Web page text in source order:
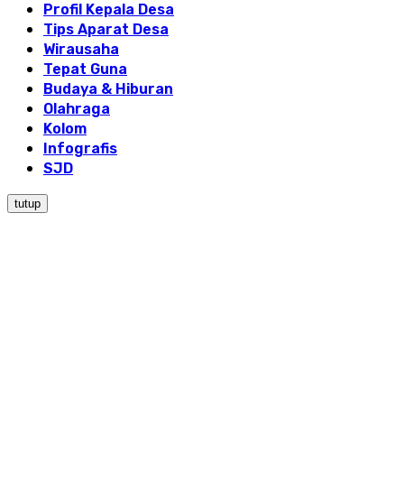
Profil Kepala Desa
Tips Aparat Desa
Wirausaha
Tepat Guna
Budaya & Hiburan
Olahraga
Kolom
Infografis
SJD
tutup